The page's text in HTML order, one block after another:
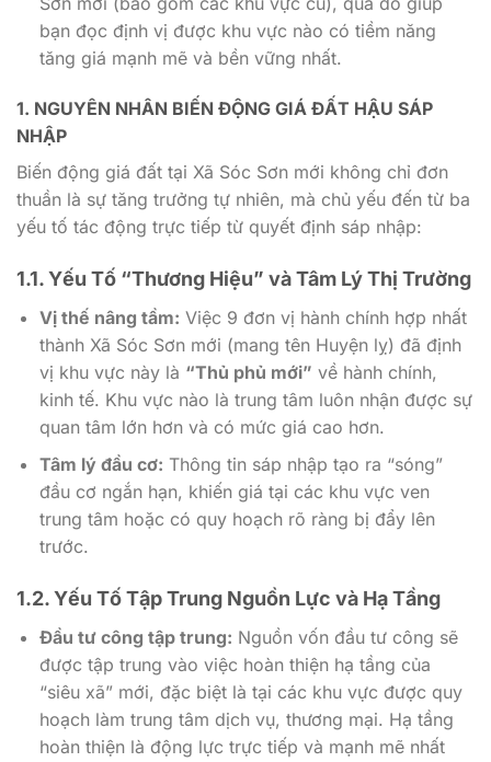
bạn đọc định vị được khu vực nào có tiềm năng
tăng giá mạnh mẽ và bền vững nhất.
1. NGUYÊN NHÂN BIẾN ĐỘNG GIÁ ĐẤT HẬU SÁP
NHẬP
Biến động giá đất tại Xã Sóc Sơn mới không chỉ đơn
thuần là sự tăng trưởng tự nhiên, mà chủ yếu đến từ ba
yếu tố tác động trực tiếp từ quyết định sáp nhập:
1.1. Yếu Tố “Thương Hiệu” và Tâm Lý Thị Trường
Vị thế nâng tầm: Việc 9 đơn vị hành chính hợp nhất
thành Xã Sóc Sơn mới (mang tên Huyện lỵ) đã định
vị khu vực này là “Thủ phủ mới” về hành chính,
kinh tế. Khu vực nào là trung tâm luôn nhận được sự
quan tâm lớn hơn và có mức giá cao hơn.
Tâm lý đầu cơ: Thông tin sáp nhập tạo ra “sóng”
đầu cơ ngắn hạn, khiến giá tại các khu vực ven
trung tâm hoặc có quy hoạch rõ ràng bị đẩy lên
trước.
1.2. Yếu Tố Tập Trung Nguồn Lực và Hạ Tầng
Đầu tư công tập trung: Nguồn vốn đầu tư công sẽ
được tập trung vào việc hoàn thiện hạ tầng của
“siêu xã” mới, đặc biệt là tại các khu vực được quy
hoạch làm trung tâm dịch vụ, thương mại. Hạ tầng
hoàn thiện là động lực trực tiếp và mạnh mẽ nhất